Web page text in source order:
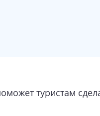
туристам